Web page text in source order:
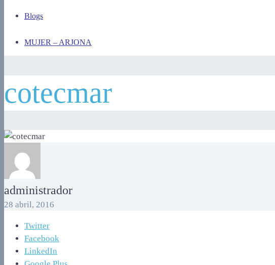
Blogs
MUJER – ARJONA
cotecmar
administrador
28 abril, 2016
Twitter
Facebook
LinkedIn